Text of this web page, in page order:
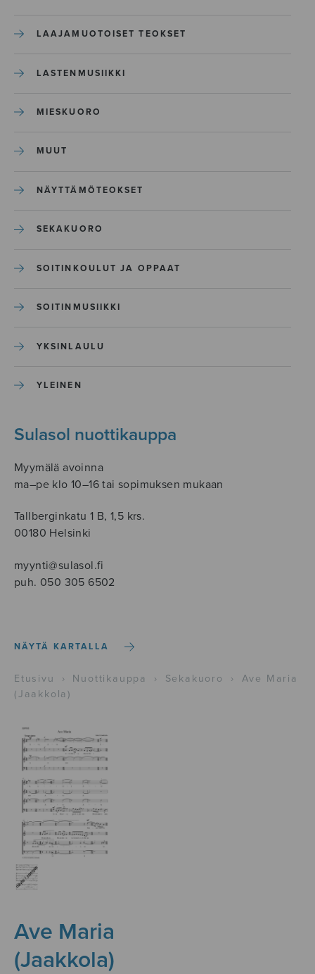
LAAJAMUOTOISET TEOKSET
LASTENMUSIIKKI
MIESKUORO
MUUT
NÄYTTÄMÖTEOKSET
SEKAKUORO
SOITINKOULUT JA OPPAAT
SOITINMUSIIKKI
YKSINLAULU
YLEINEN
Sulasol nuottikauppa
Myymälä avoinna
ma–pe klo 10–16 tai sopimuksen mukaan
Tallberginkatu 1 B, 1,5 krs.
00180 Helsinki
myynti@sulasol.fi
puh. 050 305 6502
NÄYTÄ KARTALLA
Etusivu › Nuottikauppa › Sekakuoro ›
Ave Maria
(Jaakkola)
Ave Maria
(Jaakkola)